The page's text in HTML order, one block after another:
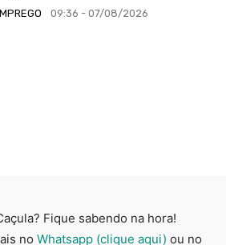
09:36 - 07/08/2026
Fique sabendo na hora!
no Whatsapp (clique aqui) ou no